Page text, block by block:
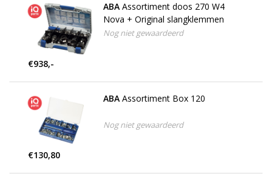
ABA Assortiment doos 270 W4
Nova + Original slangklemmen
Nog niet gewaardeerd
€938,-
ABA Assortiment Box 120
Nog niet gewaardeerd
€130,80